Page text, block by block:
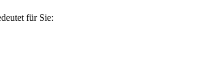
für Sie: